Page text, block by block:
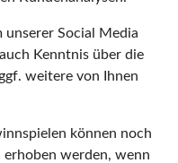
unserer Social Media
Kenntnis über die
weitere von Ihnen
können noch
werden, wenn